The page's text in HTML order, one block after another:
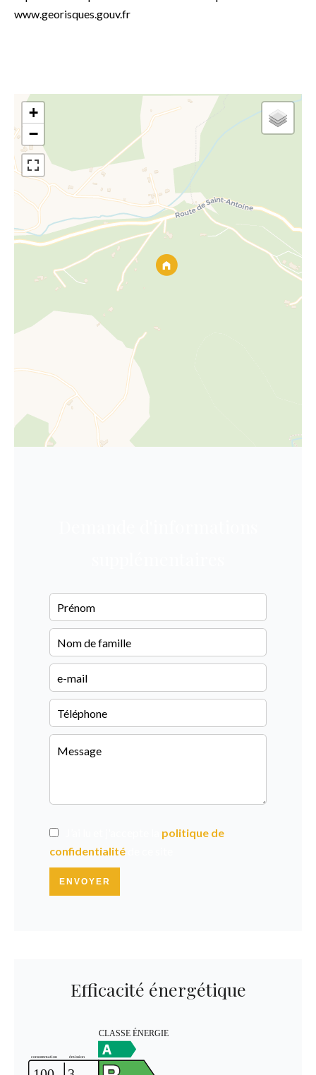
www.georisques.gouv.fr
+
−
politique de
confidentialité
ENVOYER
Efficacité énergétique